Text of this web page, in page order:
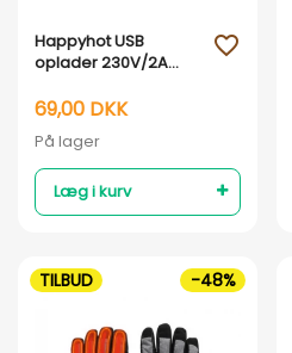
Vis her
Happyhot USB
oplader 230V/2A
69,00 DKK
På lager
Læg i kurv
favorite_outline
TILBUD -48%